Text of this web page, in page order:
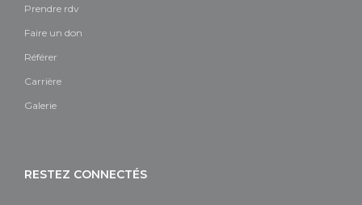
Prendre rdv
Faire un don
Référer
Carrière
Galerie
RESTEZ CONNECTÉS